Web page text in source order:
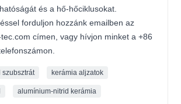
és a hő-hőciklusokat.
forduljon hozzánk emailben az
címen, vagy hívjon minket a +86
szubsztrát kerámia aljzatok
alumínium-nitrid kerámia